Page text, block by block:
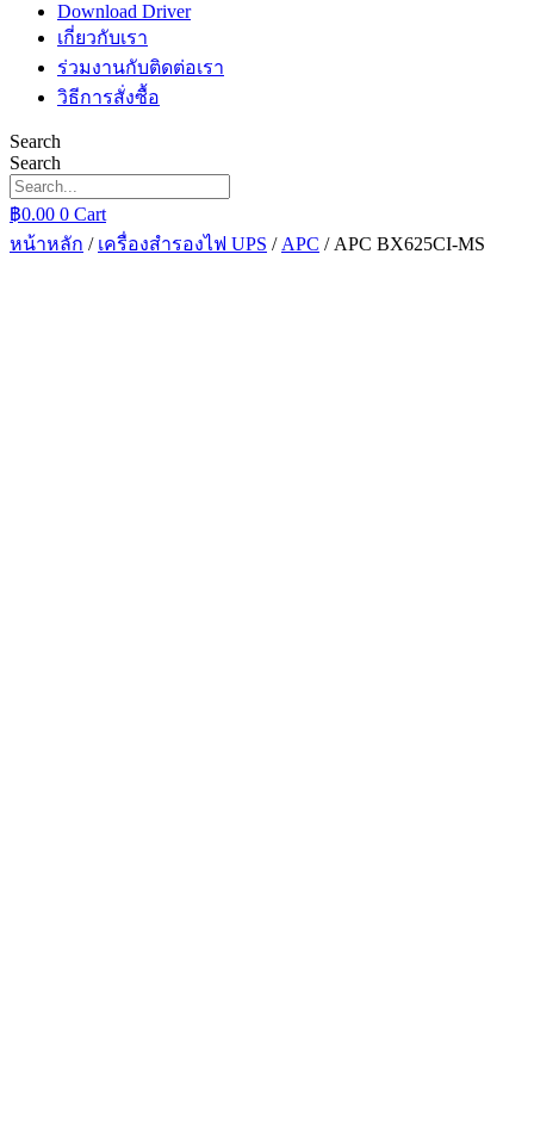
Download Driver
เกี่ยวกับเรา
ร่วมงานกับติดต่อเรา
วิธีการสั่งซื้อ
Search
Search
฿0.00 0 Cart
หน้าหลัก / เครื่องสำรองไฟ UPS / APC / APC BX625CI-MS